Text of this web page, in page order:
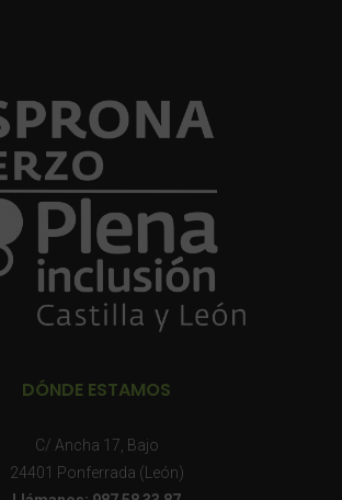
DÓNDE ESTAMOS
C/ Ancha 17, Bajo
24401 Ponferrada (León)